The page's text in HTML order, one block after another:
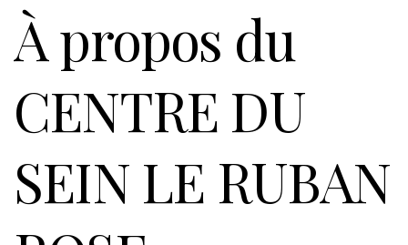
À propos du
CENTRE DU
SEIN LE RUBAN